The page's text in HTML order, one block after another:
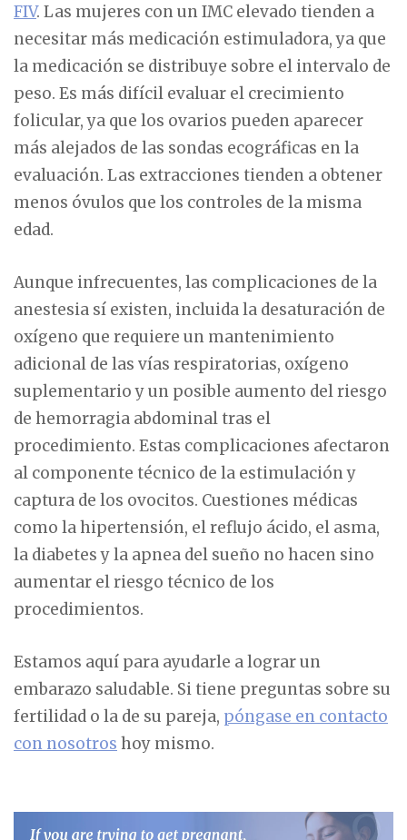
FIV. Las mujeres con un IMC elevado tienden a
necesitar más medicación estimuladora, ya que
la medicación se distribuye sobre el intervalo de
peso. Es más difícil evaluar el crecimiento
folicular, ya que los ovarios pueden aparecer
más alejados de las sondas ecográficas en la
evaluación. Las extracciones tienden a obtener
menos óvulos que los controles de la misma
edad.
Aunque infrecuentes, las complicaciones de la
anestesia sí existen, incluida la desaturación de
oxígeno que requiere un mantenimiento
adicional de las vías respiratorias, oxígeno
suplementario y un posible aumento del riesgo
de hemorragia abdominal tras el
procedimiento. Estas complicaciones afectaron
al componente técnico de la estimulación y
captura de los ovocitos. Cuestiones médicas
como la hipertensión, el reflujo ácido, el asma,
la diabetes y la apnea del sueño no hacen sino
aumentar el riesgo técnico de los
procedimientos.
Estamos aquí para ayudarle a lograr un
embarazo saludable. Si tiene preguntas sobre su
fertilidad o la de su pareja, póngase en contacto
con nosotros hoy mismo.